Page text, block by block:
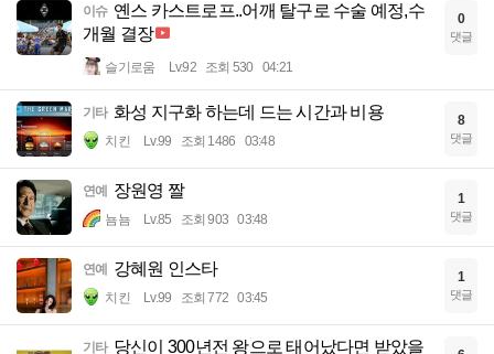
이슈 옌스 카스트로프..어깨 탈구로 수술 예정,수
개월 결장
슬기로움 Lv.92 조회 530 04:21
0
댓글
기타 화성 지구화 하는데 드는 시간과 비용
치킨 Lv.99 조회 1486 03:48
8
댓글
연예 장원영 짤
뇸뇸 Lv.85 조회 903 03:48
1
댓글
연예 강혜원 인스타
치킨 Lv.99 조회 772 03:45
1
댓글
기타 당신이 300년전 왕으로 태어났다면 받았을